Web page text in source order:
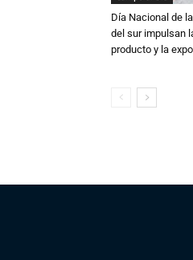
Día Nacional de
del sur impulsan
producto y la